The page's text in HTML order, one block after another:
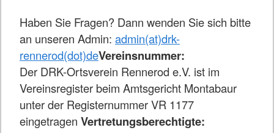
Haben Sie Fragen? Dann wenden Sie sich bitte
an unseren Admin: admin(at)drk-
rennerod(dot)deVereinsnummer:
Der DRK-Ortsverein Rennerod e.V. ist im
Vereinsregister beim Amtsgericht Montabaur
unter der Registernummer VR 1177
eingetragen Vertretungsberechtigte: